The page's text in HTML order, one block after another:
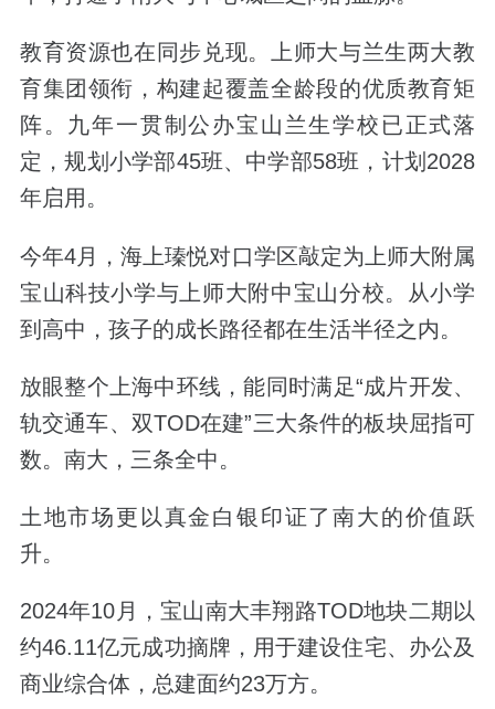
教育资源也在同步兑现。上师大与兰生两大教
育集团领衔，构建起覆盖全龄段的优质教育矩
阵。九年一贯制公办宝山兰生学校已正式落
定，规划小学部45班、中学部58班，计划 2028
年启用。
今年4月，海上瑧悦对口学区敲定为上师大附属
宝山科技小学与上师大附中宝山分校。从小学
到高中，孩子的成长路径都在生活半径之内。
放眼整个上海中环线，能同时满足“成片开发、
轨交通车、双TOD在建”三大条件的板块屈指可
数。南大，三条全中。
土地市场更以真金白银印证了南大的价值跃
升。
2024年10 月，宝山南大丰翔路TOD地块二期以
约46.11亿元成功摘牌，用于建设住宅、办公及
商业综合体，总建面约23万方。